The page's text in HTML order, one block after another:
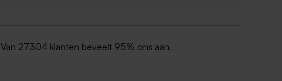
Van 27304 klanten beveelt 95% ons aan.